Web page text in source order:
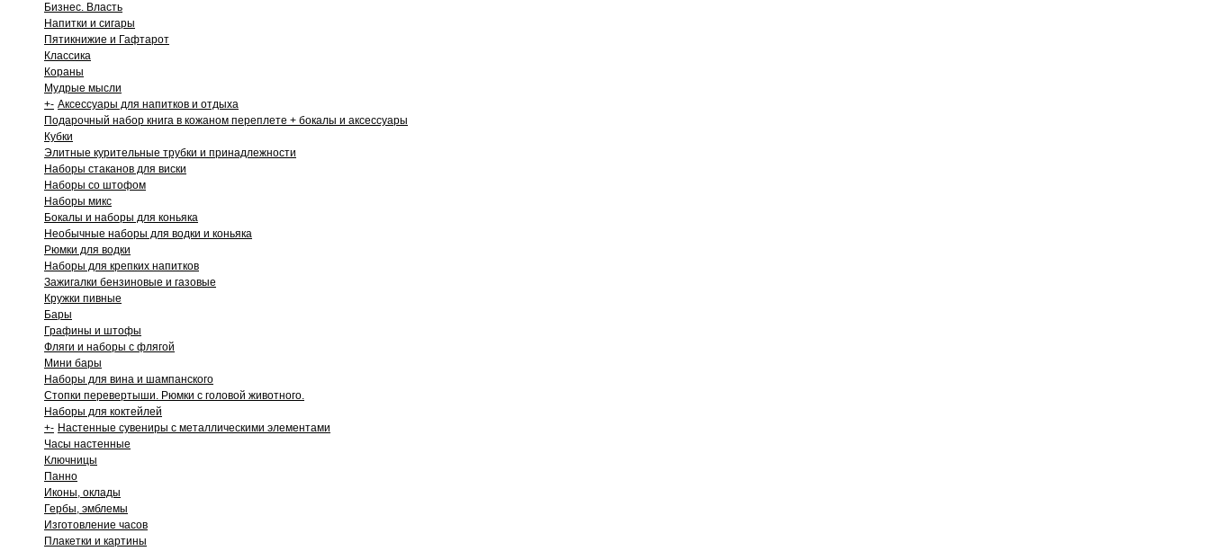
Бизнес. Власть
Напитки и сигары
Пятикнижие и Гафтарот
Классика
Кораны
Мудрые мысли
+- Аксессуары для напитков и отдыха
Подарочный набор книга в кожаном переплете + бокалы и аксессуары
Кубки
Элитные курительные трубки и принадлежности
Наборы стаканов для виски
Наборы со штофом
Наборы микс
Бокалы и наборы для коньяка
Необычные наборы для водки и коньяка
Рюмки для водки
Наборы для крепких напитков
Зажигалки бензиновые и газовые
Кружки пивные
Бары
Графины и штофы
Фляги и наборы с флягой
Мини бары
Наборы для вина и шампанского
Стопки перевертыши. Рюмки с головой животного.
Наборы для коктейлей
+- Настенные сувениры с металлическими элементами
Часы настенные
Ключницы
Панно
Иконы, оклады
Гербы, эмблемы
Изготовление часов
Плакетки и картины